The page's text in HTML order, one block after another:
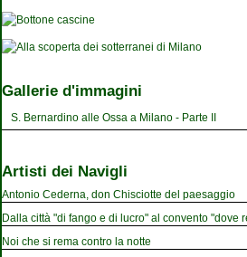
Gallerie d'immagini
S. Bernardino alle Ossa a Milano - Parte II
Artisti dei Navigli
Antonio Cederna, don Chisciotte del paesaggio
Dalla città "di fango e di lucro" al convento "dove
Noi che si rema contro la notte